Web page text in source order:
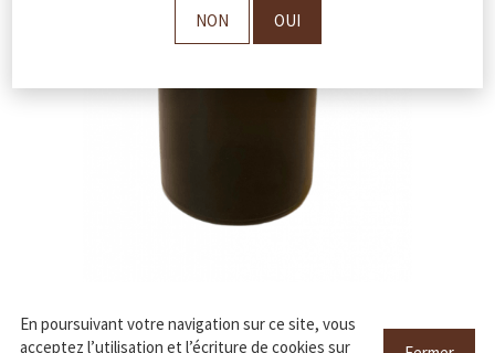
NON OUI
En poursuivant votre navigation sur ce site, vous
acceptez l’utilisation et l’écriture de cookies sur